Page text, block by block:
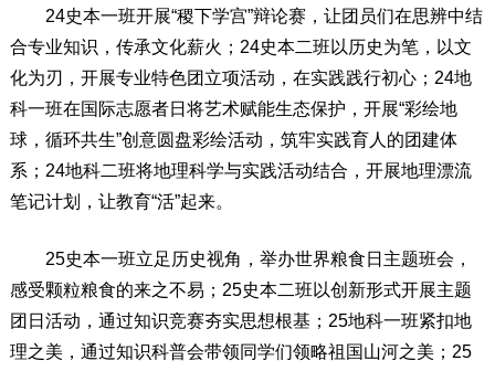
24史本一班开展“稷下学宫”辩论赛，让团员们在思辨中结
合专业知识，传承文化薪火；24史本二班以历史为笔，以文
化为刃，开展专业特色团立项活动，在实践践行初心；24地
科一班在国际志愿者日将艺术赋能生态保护，开展“彩绘地
球，循环共生”创意圆盘彩绘活动，筑牢实践育人的团建体
系；24地科二班将地理科学与实践活动结合，开展地理漂流
笔记计划，让教育“活”起来。
25史本一班立足历史视角，举办世界粮食日主题班会，
感受颗粒粮食的来之不易；25史本二班以创新形式开展主题
团日活动，通过知识竞赛夯实思想根基；25地科一班紧扣地
理之美，通过知识科普会带领同学们领略祖国山河之美；25